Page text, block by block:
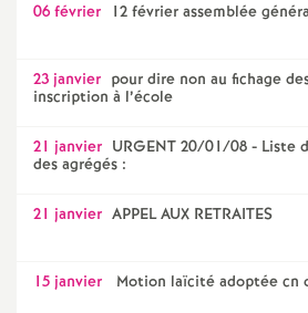
06 février 12 février assemblée
23 janvier pour dire non au fichage
inscription à l’école
21 janvier URGENT 20/01/08 - Liste
des agrégés :
21 janvier APPEL AUX RETRAITES
15 janvier Motion laïcité adoptée cn